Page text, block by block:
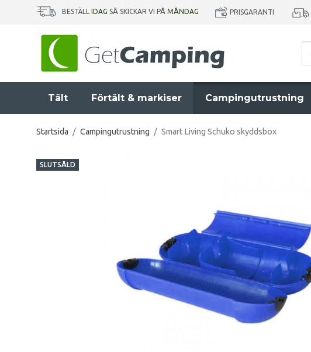
BESTÄLL IDAG SÅ SKICKAR VI PÅ MÅNDAG PRISGARANTI
Tält Förtält & markiser Campingutrustning
Startsida / Campingutrustning / Smart Living Schuko skyddsbox
SLUTSÅLD